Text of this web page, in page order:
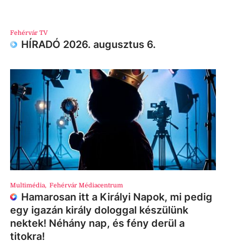
Fehérvár TV
HÍRADÓ 2026. augusztus 6.
Multimédia, Fehérvár Médiacentrum
Hamarosan itt a Királyi Napok, mi pedig
egy igazán király dologgal készülünk
nektek! Néhány nap, és fény derül a
titokra!